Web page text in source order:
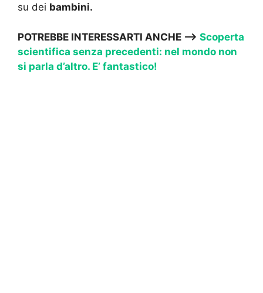
su dei bambini.
POTREBBE INTERESSARTI ANCHE —-> Scoperta
scientifica senza precedenti: nel mondo non
si parla d’altro. E’ fantastico!